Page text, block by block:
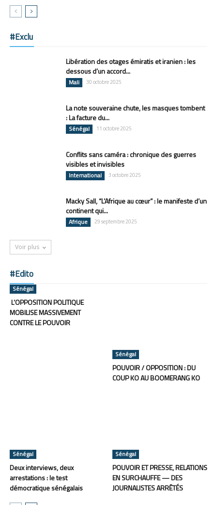
#Exclu
Libération des otages émiratis et iranien : les
dessous d’un accord...
Mali 30 octobre 2025
La note souveraine chute, les masques tombent
: La facture du...
Sénégal 11 octobre 2025
Conflits sans caméra : chronique des guerres
visibles et invisibles
International 3 octobre 2025
Macky Sall, “L’Afrique au cœur” : le manifeste d’un
continent qui...
Afrique 29 septembre 2025
Voir plus
#Edito
Sénégal
L’OPPOSITION POLITIQUE
MOBILISE MASSIVEMENT
CONTRE LE POUVOIR
Sénégal
POUVOIR / OPPOSITION : DU
COUP KO AU BOOMERANG KO
Sénégal
Deux interviews, deux
arrestations : le test
démocratique sénégalais
Sénégal
POUVOIR ET PRESSE, RELATIONS
EN SURCHAUFFE — DES
JOURNALISTES ARRÊTÉS